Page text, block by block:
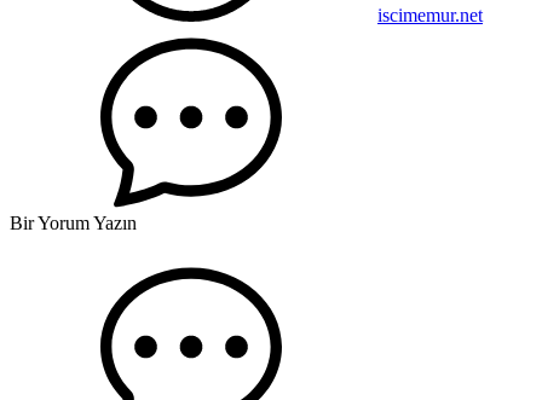
iscimemur.net
Bir Yorum Yazın